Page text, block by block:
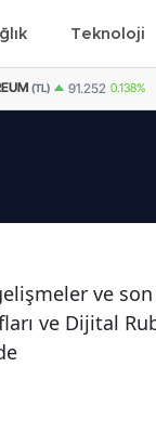
Teknoloji
(TL) 91.252 0.138%
ve
ve Dijital